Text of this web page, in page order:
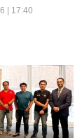
| 17:40